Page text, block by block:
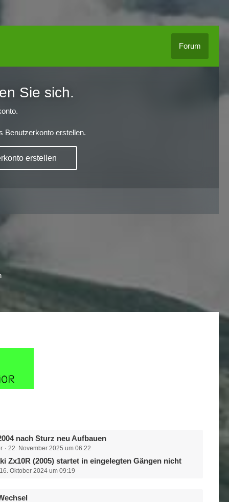
Forum
Sie sich.
Benutzerkonto erstellen.
erstellen
nach Sturz neu Aufbauen
22. November 2025 um 06:22
Zx10R (2005) startet in eingelegten Gängen nicht
16. Oktober 2024 um 09:19